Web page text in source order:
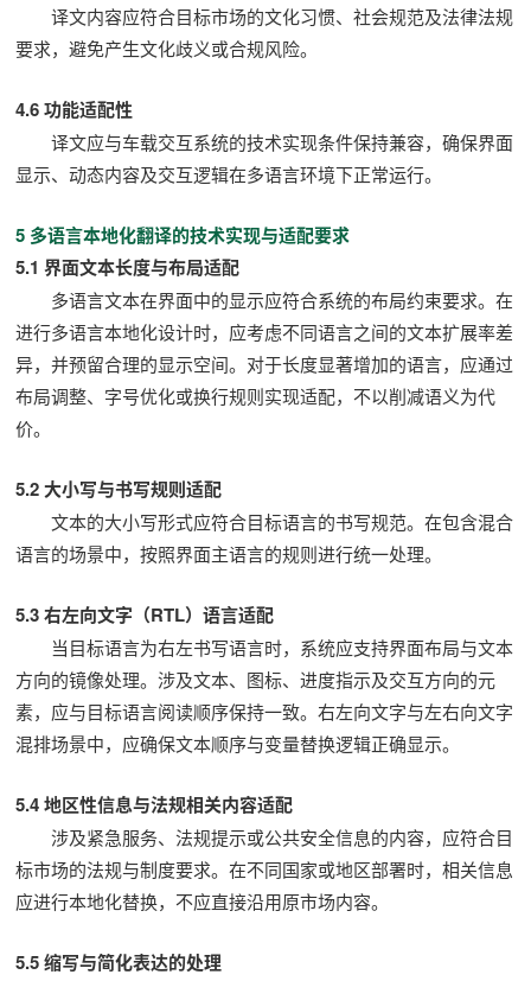
译文内容应符合目标市场的文化习惯、社会规范及法律法规
要求，避免产生文化歧义或合规风险。
4.6 功能适配性
译文应与车载交互系统的技术实现条件保持兼容，确保界面
显示、动态内容及交互逻辑在多语言环境下正常运行。
5 多语言本地化翻译的技术实现与适配要求
5.1 界面文本长度与布局适配
多语言文本在界面中的显示应符合系统的布局约束要求。在
进行多语言本地化设计时，应考虑不同语言之间的文本扩展率差
异，并预留合理的显示空间。对于长度显著增加的语言，应通过
布局调整、字号优化或换行规则实现适配，不以削减语义为代
价。
5.2 大小写与书写规则适配
文本的大小写形式应符合目标语言的书写规范。在包含混合
语言的场景中，按照界面主语言的规则进行统一处理。
5.3 右左向文字（RTL）语言适配
当目标语言为右左书写语言时，系统应支持界面布局与文本
方向的镜像处理。涉及文本、图标、进度指示及交互方向的元
素，应与目标语言阅读顺序保持一致。右左向文字与左右向文字
混排场景中，应确保文本顺序与变量替换逻辑正确显示。
5.4 地区性信息与法规相关内容适配
涉及紧急服务、法规提示或公共安全信息的内容，应符合目
标市场的法规与制度要求。在不同国家或地区部署时，相关信息
应进行本地化替换，不应直接沿用原市场内容。
5.5 缩写与简化表达的处理